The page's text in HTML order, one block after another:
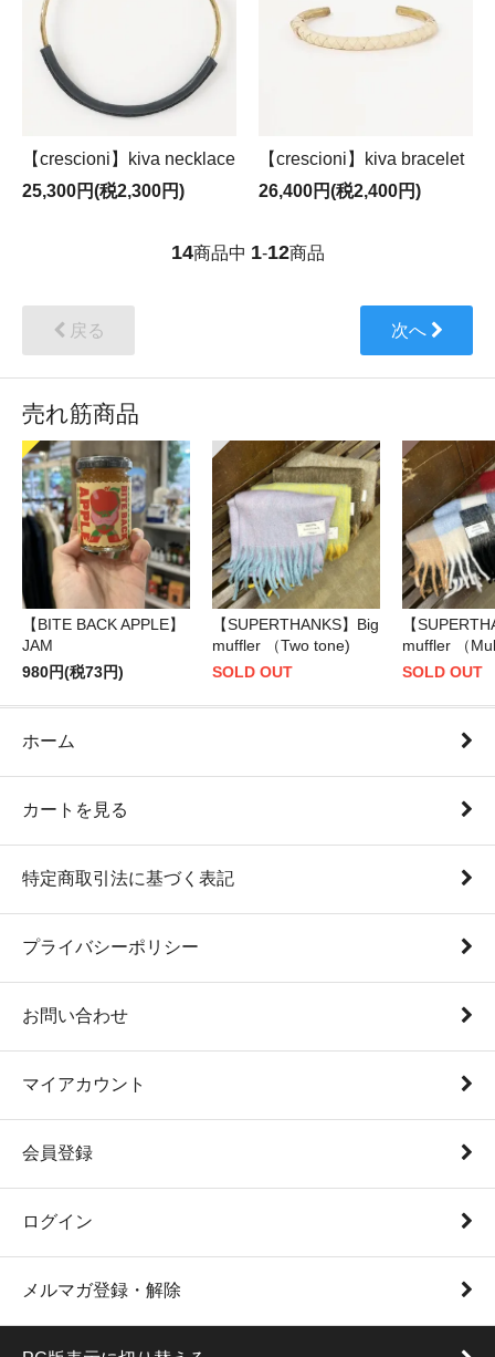
【crescioni】kiva necklace
25,300円(税2,300円)
【crescioni】kiva bracelet
26,400円(税2,400円)
14商品中 1-12商品
戻る 次へ
売れ筋商品
【BITE BACK APPLE】
JAM
980円(税73円)
【SUPERTHANKS】Big
muffler （Two tone)
SOLD OUT
【
muffler （
SOLD OUT
ホーム
カートを見る
特定商取引法に基づく表記
プライバシーポリシー
お問い合わせ
マイアカウント
会員登録
ログイン
メルマガ登録・解除